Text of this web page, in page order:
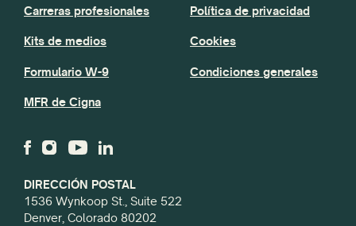
DIRECCIÓN POSTAL
1536 Wynkoop St., Suite 522
Denver, Colorado 80202
Carreras profesionales
Kits de medios
Formulario W-9
MFR de Cigna
Política de privacidad
Cookies
Condiciones generales